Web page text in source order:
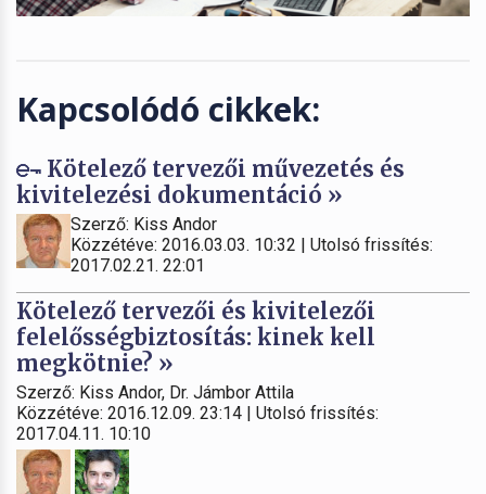
Kapcsolódó cikkek:
Kötelező tervezői művezetés és
kivitelezési dokumentáció »
Szerző: Kiss Andor
Közzétéve: 2016.03.03. 10:32 | Utolsó frissítés:
2017.02.21. 22:01
Kötelező tervezői és kivitelezői
felelősségbiztosítás: kinek kell
megkötnie? »
Szerző: Kiss Andor, Dr. Jámbor Attila
Közzétéve: 2016.12.09. 23:14 | Utolsó frissítés:
2017.04.11. 10:10